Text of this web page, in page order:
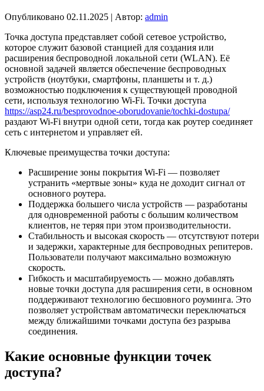
Опубликовано 02.11.2025 | Автор: admin
Точка доступа представляет собой сетевое устройство,
которое служит базовой станцией для создания или
расширения беспроводной локальной сети (WLAN). Её
основной задачей является обеспечение беспроводных
устройств (ноутбуки, смартфоны, планшеты и т. д.)
возможностью подключения к существующей проводной
сети, используя технологию Wi-Fi. Точки доступа
https://asp24.ru/besprovodnoe-oborudovanie/tochki-dostupa/
раздают Wi-Fi внутри одной сети, тогда как роутер соединяет
сеть с интернетом и управляет ей.
Ключевые преимущества точки доступа:
Расширение зоны покрытия Wi-Fi — позволяет
устранить «мертвые зоны» куда не доходит сигнал от
основного роутера.
Поддержка большего числа устройств — разработаны
для одновременной работы с большим количеством
клиентов, не теряя при этом производительности.
Стабильность и высокая скорость — отсутствуют потери
и задержки, характерные для беспроводных репитеров.
Пользователи получают максимально возможную
скорость.
Гибкость и масштабируемость — можно добавлять
новые точки доступа для расширения сети, в основном
поддерживают технологию бесшовного роуминга. Это
позволяет устройствам автоматически переключаться
между ближайшими точками доступа без разрыва
соединения.
Какие основные функции точек
доступа?